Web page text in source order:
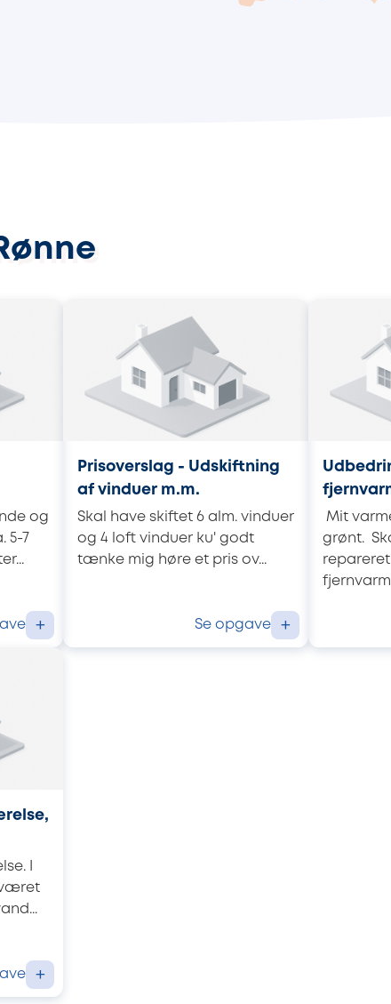
og
5-7
+
Prisoverslag - Udskiftning
af vinduer m.m.
Skal have skiftet 6 alm. vinduer
og 4 loft vinduer ku' godt
tænke mig høre et pris ov...
Se opgave +
Mit
grønt.
I
+